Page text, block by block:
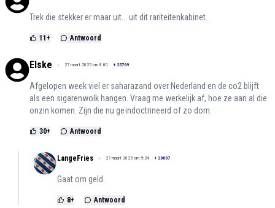
Trek die stekker er maar uit... uit dit rariteitenkabinet.
11 + Antwoord
Elske 27 maart 2025 om 8:00 + 25769
Afgelopen week viel er saharazand over Nederland en de co2 blijft
als een sigarenwolk hangen. Vraag me werkelijk af, hoe ze aan al die
onzin komen. Zijn die nu geïndoctrineerd of zo dom.
30+ Antwoord
LangeFries 27 maart 2025 om 9:24 + 20007
Gaat om geld.
8+ Antwoord